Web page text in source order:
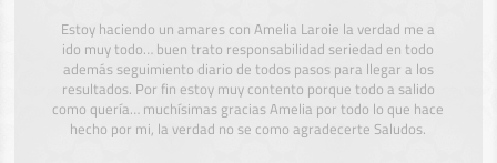
Estoy haciendo un amares con Amelia Laroie la verdad me a
ido muy todo… buen trato responsabilidad seriedad en todo
además seguimiento diario de todos pasos para llegar a los
resultados. Por fin estoy muy contento porque todo a salido
como quería… muchísimas gracias Amelia por todo lo que hace
hecho por mi, la verdad no se como agradecerte Saludos.